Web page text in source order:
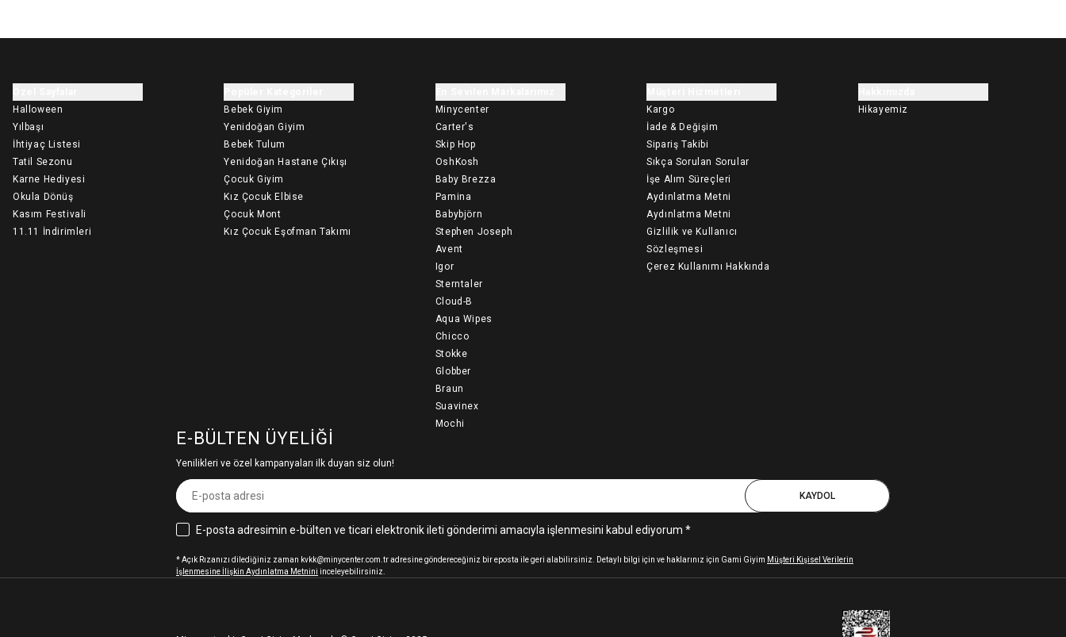
Halloween
Yılbaşı
İhtiyaç Listesi
Tatil Sezonu
Karne Hediyesi
Okula Dönüş
Kasım Festivali
11.11 İndirimleri
Bebek Giyim
Yenidoğan Giyim
Bebek Tulum
Yenidoğan Hastane Çıkışı
Çocuk Giyim
Kız Çocuk Elbise
Çocuk Mont
Kız Çocuk Eşofman Takımı
Minycenter
Carter's
Skip Hop
OshKosh
Baby Brezza
Pamina
Babybjörn
Stephen Joseph
Avent
Igor
Sterntaler
Cloud-B
Aqua Wipes
Chicco
Stokke
Globber
Braun
Suavinex
Mochi
Kargo
İade & Değişim
Sipariş Takibi
Sıkça Sorulan Sorular
İşe Alım Süreçleri
Aydınlatma Metni
Aydınlatma Metni
Gizlilik ve Kullanıcı
Sözleşmesi
Çerez Kullanımı Hakkında
Hikayemiz
E-BÜLTEN ÜYELIĞI
Yenilikleri ve özel kampanyaları ilk duyan siz olun!
KAYDOL
E-posta adresimin e-bülten ve ticari elektronik ileti gönderimi amacıyla işlenmesini kabul ediyorum *
* Açık Rızanızı dilediğiniz zaman kvkk@minycenter.com.tr adresine göndereceğiniz bir eposta ile geri alabilirsiniz. Detaylı bilgi için ve haklarınız için Gami Giyim Müşteri Kişisel Verilerin
İşlenmesine İlişkin Aydınlatma Metnini inceleyebilirsiniz.